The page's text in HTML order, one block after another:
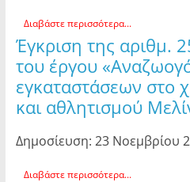
Διαβάστε περισσότερα...
Έγκριση της αριθμ.
του έργου
εγκαταστάσεων στο
και αθλητισμού
Δημοσίευση: 23 Νοεμβρίου
Διαβάστε περισσότερα...